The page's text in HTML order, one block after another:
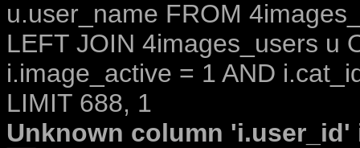
u.user_name FROM
LEFT JOIN 4images_users u
i.image_active = 1 AND
LIMIT 688, 1
Unknown column